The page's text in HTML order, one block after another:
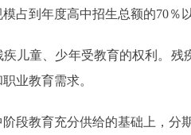
占到年度高中招生总额的70％
童、少年受教育的权利。残
业教育需求。
教育充分供给的基础上，分